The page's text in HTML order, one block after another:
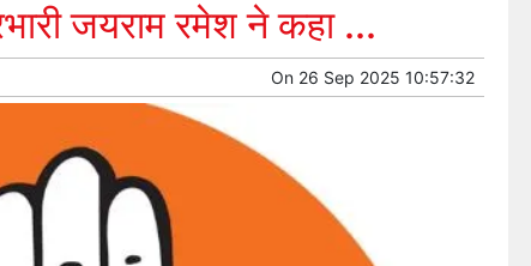
जयराम रमेश ने कहा ...
On 26 Sep 2025 10:57:32